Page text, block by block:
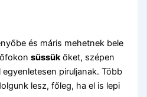
és máris mehetnek bele
süssükőket, szépen
piruljanak. Több
lesz, főleg, ha el is lepi